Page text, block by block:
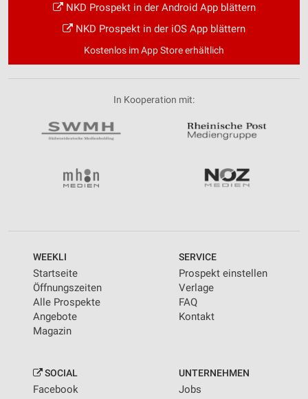
NKD Prospekt in der Android App blättern
NKD Prospekt in der iOS App blättern
Kostenlos im App Store erhältlich
In Kooperation mit:
WEEKLI
Startseite
Öffnungszeiten
Alle Prospekte
Angebote
Magazin
SERVICE
Prospekt einstellen
Verlage
FAQ
Kontakt
SOCIAL
Facebook
UNTERNEHMEN
Jobs